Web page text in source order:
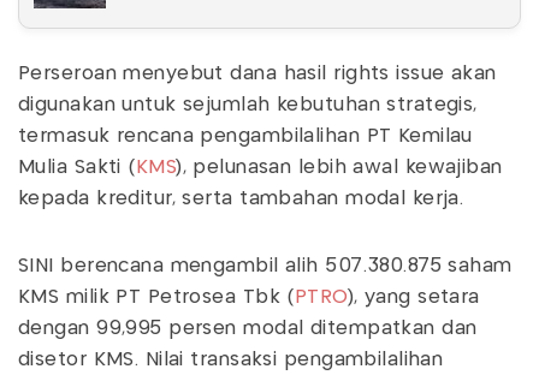
Perseroan menyebut dana hasil rights issue akan
digunakan untuk sejumlah kebutuhan strategis,
termasuk rencana pengambilalihan PT Kemilau
Mulia Sakti ( KMS), pelunasan lebih awal kewajiban
kepada kreditur, serta tambahan modal kerja.
SINI berencana mengambil alih 507.380.875 saham
KMS milik PT Petrosea Tbk ( PTRO), yang setara
dengan 99,995 persen modal ditempatkan dan
disetor KMS. Nilai transaksi pengambilalihan